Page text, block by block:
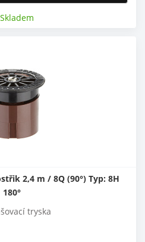
2,4 m / 8Q (90°) Typ: 8H
180°
tryska